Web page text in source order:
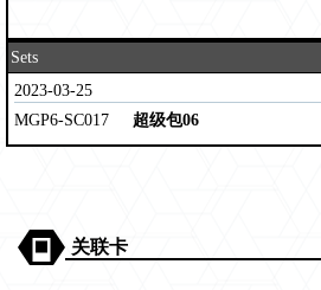
Sets
2023-03-25
MGP6-SC017
超级包06
关联卡